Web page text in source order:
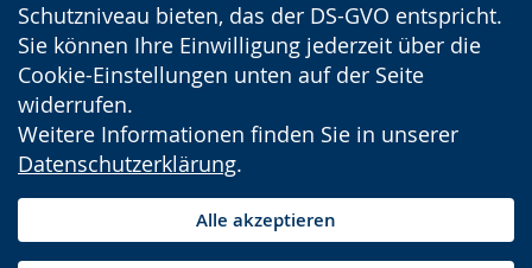
Schutzniveau bieten, das der DS-GVO entspricht.
Sie können Ihre Einwilligung jederzeit über die
Cookie-Einstellungen unten auf der Seite
widerrufen.
Weitere Informationen finden Sie in unserer
Datenschutzerklärung.
Alle akzeptieren